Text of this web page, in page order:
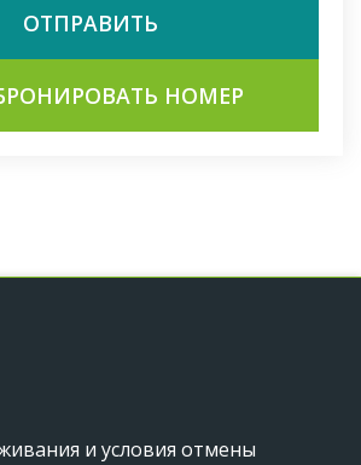
ОТПРАВИТЬ
НОМЕР
и условия отмены